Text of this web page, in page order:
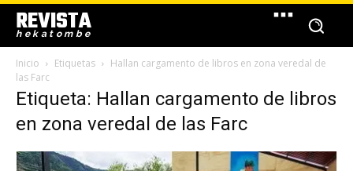
REVISTA
hekatombe
Inicio Etiquetas
Hallan cargamento de libros en zona veredal de
las Farc
Etiqueta: Hallan cargamento de libros
en zona veredal de las Farc